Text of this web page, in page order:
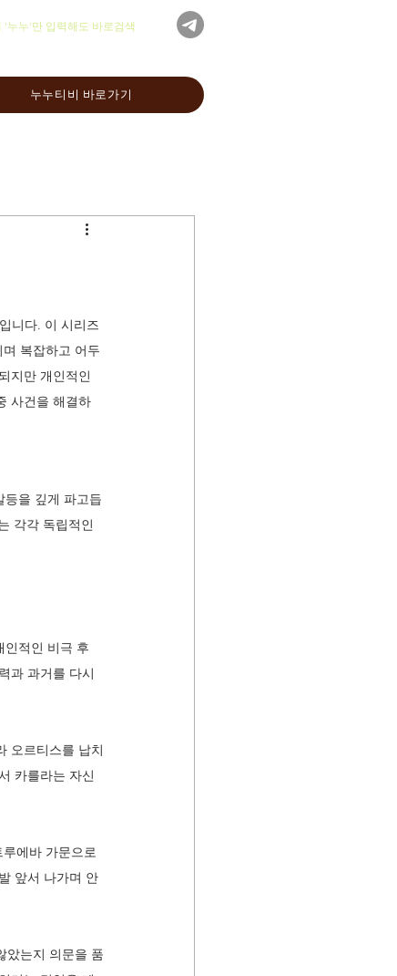
'누누'만 입력해도 바로검색
누누티비 바로가기
니다. 이 시리즈
복잡하고 어두
지만 개인적인
사건을 해결하
을 깊게 파고듭
각각 독립적인
인적인 비극 후
과 과거를 다시
오르티스를 납치
카를라는 자신
에바 가문으로
앞서 나가며 안
았는지 의문을 품